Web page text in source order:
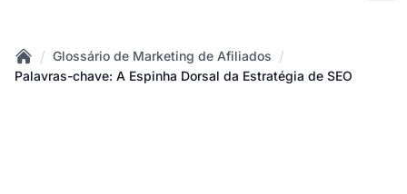
Home
/ Glossário de Marketing de Afiliados /
Palavras-chave: A Espinha Dorsal da Estratégia de SEO